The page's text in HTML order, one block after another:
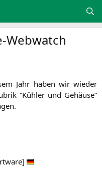
Webwatch
Jahr haben wir wie­der
“Küh­ler und Gehäu­se”